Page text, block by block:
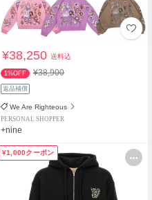
¥38,250送料込
1%OFF ¥38,900
返品補償
We Are Righteous
PERSONAL SHOPPER
+nine
¥1,000クーポン